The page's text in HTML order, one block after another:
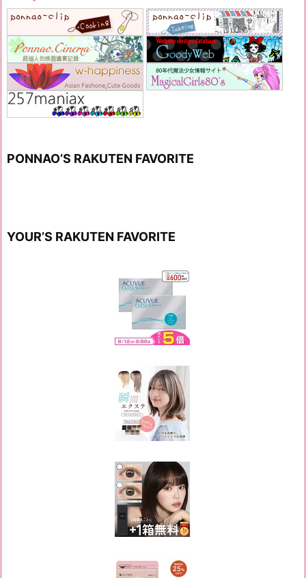
PONNAO’S RAKUTEN FAVORITE
YOUR’S RAKUTEN FAVORITE